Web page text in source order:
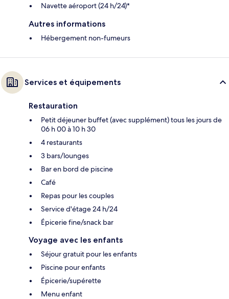
Navette aéroport (24 h/24)*
Autres informations
Hébergement non-fumeurs
Services et équipements
Restauration
Petit déjeuner buffet (avec supplément) tous les jours de
06 h 00 à 10 h 30
4 restaurants
3 bars/lounges
Bar en bord de piscine
Café
Repas pour les couples
Service d'étage 24 h/24
Épicerie fine/snack bar
Voyage avec les enfants
Séjour gratuit pour les enfants
Piscine pour enfants
Épicerie/supérette
Menu enfant